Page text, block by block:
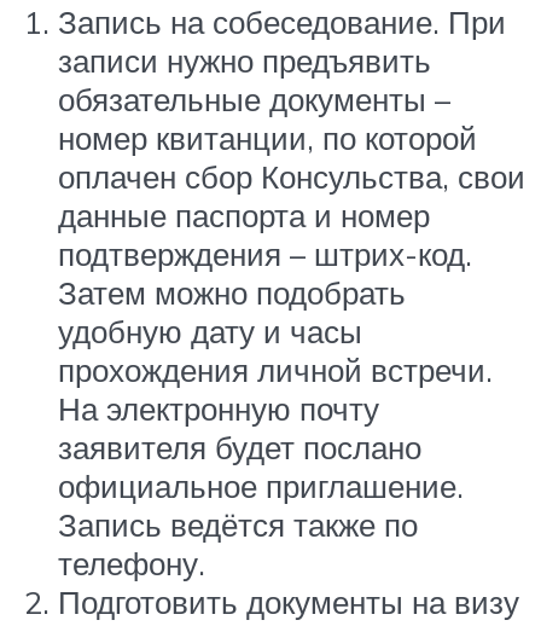
Запись на собеседование. При
записи нужно предъявить
обязательные документы –
номер квитанции, по которой
оплачен сбор Консульства, свои
данные паспорта и номер
подтверждения – штрих-код.
Затем можно подобрать
удобную дату и часы
прохождения личной встречи.
На электронную почту
заявителя будет послано
официальное приглашение.
Запись ведётся также по
телефону.
Подготовить документы на визу